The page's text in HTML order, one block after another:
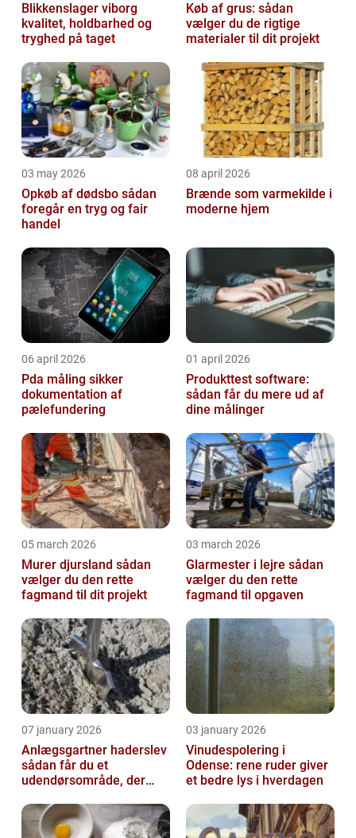
Blikkenslager viborg
kvalitet, holdbarhed og
tryghed på taget
Køb af grus: sådan
vælger du de rigtige
materialer til dit projekt
03 may 2026
Opkøb af dødsbo sådan
foregår en tryg og fair
handel
08 april 2026
Brænde som varmekilde i
moderne hjem
06 april 2026
Pda måling sikker
dokumentation af
pælefundering
01 april 2026
Produkttest software:
sådan får du mere ud af
dine målinger
05 march 2026
Murer djursland sådan
vælger du den rette
fagmand til dit projekt
03 march 2026
Glarmester i lejre sådan
vælger du den rette
fagmand til opgaven
07 january 2026
Anlægsgartner haderslev
sådan får du et
udendørsområde, der
03 january 2026
Vinudespolering i
Odense: rene ruder giver
et bedre lys i hverdagen